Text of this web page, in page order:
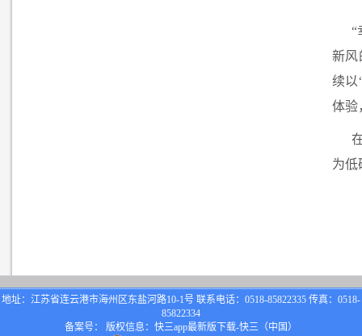
“
新风
续以
体验
为低
地址：江苏省连云港市海州区东盐河路10-1号 联系电话：0518-85822335 传真：0518-
85822334
备案号： 版权信息：快三app最新版下载-快三（中国）